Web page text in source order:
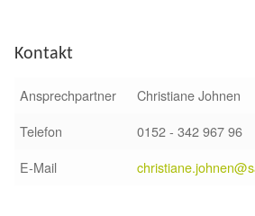
Notnasen in Deutschland
Notnasen noch im Ausland
Kontakt
Ansprechpartner
Christiane Johnen
Telefon
0152 - 342 967 96
E-Mail